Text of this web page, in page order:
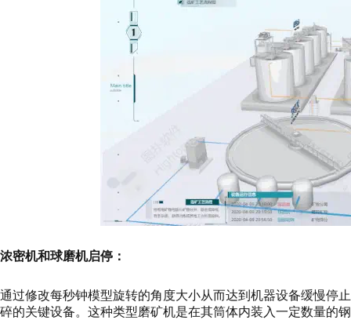
浓密机和球磨机启停：
通过修改每秒钟模型旋转的角度大小从而达到机器设备缓慢停
碎的关键设备。这种类型磨矿机是在其筒体内装入一定数量的